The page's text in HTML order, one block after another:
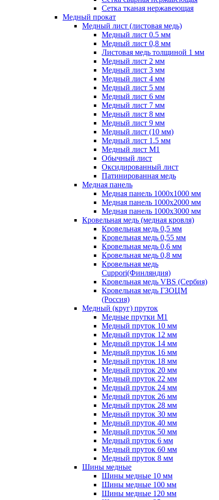
Сетка тканая нержавеющая
Медный прокат
Медный лист (листовая медь)
Медный лист 0.5 мм
Медный лист 0,8 мм
Листовая медь толщиной 1 мм
Медный лист 2 мм
Медный лист 3 мм
Медный лист 4 мм
Медный лист 5 мм
Медный лист 6 мм
Медный лист 7 мм
Медный лист 8 мм
Медный лист 9 мм
Медный лист (10 мм)
Медный лист 1.5 мм
Медный лист М1
Обычный лист
Оксидированный лист
Патинированная медь
Медная панель
Медная панель 1000x1000 мм
Медная панель 1000x2000 мм
Медная панель 1000x3000 мм
Кровельная медь (медная кровля)
Кровельная медь 0,5 мм
Кровельная медь 0,55 мм
Кровельная медь 0,6 мм
Кровельная медь 0,8 мм
Кровельная медь
Cuppori(Финляндия)
Кровельная медь VBS (Сербия)
Кровельная медь ГЗОЦМ
(Россия)
Медный (круг) пруток
Медные прутки М1
Медный пруток 10 мм
Медный пруток 12 мм
Медный пруток 14 мм
Медный пруток 16 мм
Медный пруток 18 мм
Медный пруток 20 мм
Медный пруток 22 мм
Медный пруток 24 мм
Медный пруток 26 мм
Медный пруток 28 мм
Медный пруток 30 мм
Медный пруток 40 мм
Медный пруток 50 мм
Медный пруток 6 мм
Медный пруток 60 мм
Медный пруток 8 мм
Шины медные
Шины медные 10 мм
Шины медные 100 мм
Шины медные 120 мм